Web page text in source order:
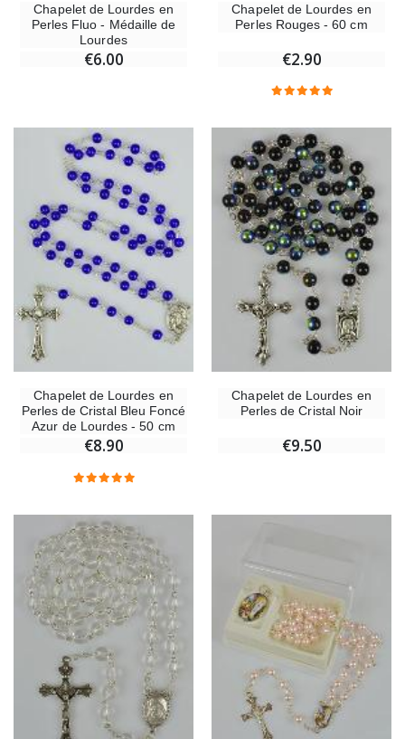
Chapelet de Lourdes en
Perles Fluo - Médaille de
Lourdes
€6.00
Chapelet de Lourdes en
Perles Rouges - 60 cm
€2.90
Chapelet de Lourdes en
Perles de Cristal Bleu Foncé
Azur de Lourdes - 50 cm
€8.90
Chapelet de Lourdes en
Perles de Cristal Noir
€9.50